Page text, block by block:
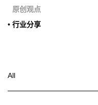
原创观点
• 行业分享
All